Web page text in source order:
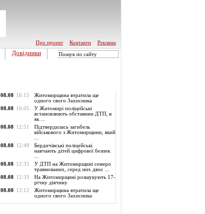
Про проект
Контакти Реклама
Довідники
08.08 16:15
Житомирщина втратила ще
одного свого Захисника
08.08 16:05
У Житомирі поліцейські
встановлюють обставини ДТП, в
як ...
08.08 12:51
Підтвердилась загибель
військового з Житомирщини, який
08.08 12:49
Бердичівські поліцейські
навчають дітей цифрової безпек
08.08 12:35
У ДТП на Житомирщині семеро
травмованих, серед них двоє ...
08.08 12:33
На Житомирщині розшукують 17-
річну дівчину
08.08 12:12
Житомирщина втратила ще
одного свого Захисника